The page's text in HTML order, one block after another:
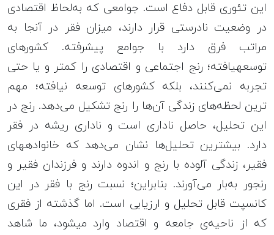
این تئوری قابل دفاع است. جوامعی که به‌لحاظ اقتصادی
در وضعیت نادرستی قرار دارند، میزان فقر در آنجا به
مراتب فرق دارد با جوامع پیشرفته. کشورهای
توسعه‎یافته؛ رنج اجتماعی و اقتصادی را کمتر و یا حتی
تجربه نمی‌کنند، بلکه کشورهای توسعه نیافته؛ مهم
ترین لحظه‌های زندگی آن‌ها را رنج تشکیل می‌دهد. رنج در
این تحلیل، حاصل ناداری است و ناداری ریشه در فقر
دارد. بیشترین تحلیل‌ها نشان می‌دهد که خانواده‎های
فقیر، زندگی آلوده با رنج و اندوه دارند و فرزندان فقیر و
رنجور به‏‌بار می‌آورند. بنابراین؛ نسبت رنج با فقر در این
کانسپت قابل تحلیل و ارزیابی است. اما گذشته از فقری
که از نا‎حیه‌ی جامعه و اقتصاد وارد می‎شود، ما شاهد